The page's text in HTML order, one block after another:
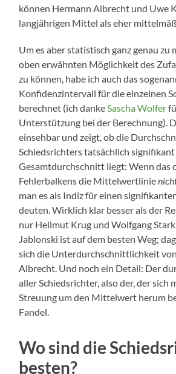
können Hermann Albrecht und Uwe
langjährigen Mittel als eher
Um es aber statistisch ganz genau zu
oben erwähnten Möglichkeit des
zu können, habe ich auch das
Konfidenzintervall für die einzelnen
berechnet (ich danke Sascha Wolfer
Unterstützung bei der Berechnung).
einsehbar und zeigt, ob die
Schiedsrichters tatsächlich
Gesamtdurchschnitt liegt: Wenn das
Fehlerbalkens die Mittelwertlinie
man es als Indiz für einen
deuten. Wirklich klar besser als der
nur Hellmut Krug und Wolfgang
Jablonski ist auf dem besten Weg;
sich die Unterdurchschnittlichkeit
Albrecht. Und noch ein Detail: Der
aller Schiedsrichter, also der, der sich
Streuung um den Mittelwert herum
Fandel.
Wo sind die
besten?